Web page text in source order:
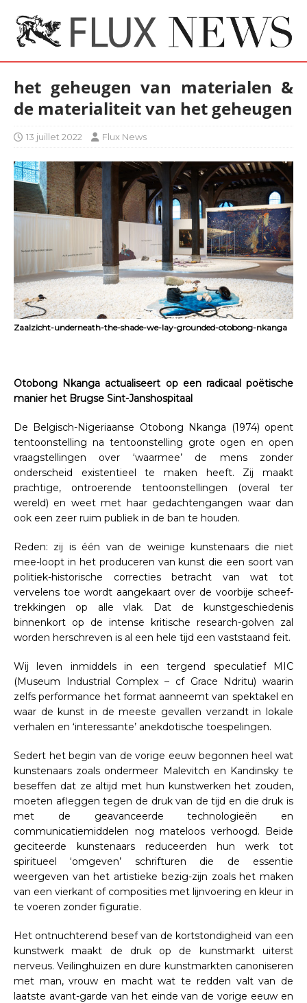
het geheugen van materialen &
de materialiteit van het geheugen
13 juillet 2022 Flux News
Zaalzicht-underneath-the-shade-we-lay-grounded-otobong-nkanga
Otobong Nkanga actualiseert op een radicaal poëtische
manier het Brugse Sint-Janshospitaal
De Belgisch-Nigeriaanse Otobong Nkanga (1974) opent
tentoonstelling na tentoonstelling grote ogen en open
vraagstellingen over ‘waarmee’ de mens zonder
onderscheid existentieel te maken heeft. Zij maakt
prachtige, ontroerende tentoonstellingen (overal ter
wereld) en weet met haar gedachtengangen waar dan
ook een zeer ruim publiek in de ban te houden.
Reden: zij is één van de weinige kunstenaars die niet
mee-loopt in het produceren van kunst die een soort van
politiek-historische correcties betracht van wat tot
vervelens toe wordt aangekaart over de voorbije scheef-
trekkingen op alle vlak. Dat de kunstgeschiedenis
binnenkort op de intense kritische research-golven zal
worden herschreven is al een hele tijd een vaststaand feit.
Wij leven inmiddels in een tergend speculatief MIC
(Museum Industrial Complex – cf Grace Ndritu) waarin
zelfs performance het format aanneemt van spektakel en
waar de kunst in de meeste gevallen verzandt in lokale
verhalen en ‘interessante’ anekdotische toespelingen.
Sedert het begin van de vorige eeuw begonnen heel wat
kunstenaars zoals ondermeer Malevitch en Kandinsky te
beseffen dat ze altijd met hun kunstwerken het zouden,
moeten afleggen tegen de druk van de tijd en die druk is
met de geavanceerde technologieën en
communicatiemiddelen nog mateloos verhoogd. Beide
geciteerde kunstenaars reduceerden hun werk tot
spiritueel ‘omgeven’ schrifturen die de essentie
weergeven van het artistieke bezig-zijn zoals het maken
van een vierkant of composities met lijnvoering en kleur in
te voeren zonder figuratie.
Het ontnuchterend besef van de kortstondigheid van een
kunstwerk maakt de druk op de kunstmarkt uiterst
nerveus. Veilinghuizen en dure kunstmarkten canoniseren
met man, vrouw en macht wat te redden valt van de
laatste avant-garde van het einde van de vorige eeuw en